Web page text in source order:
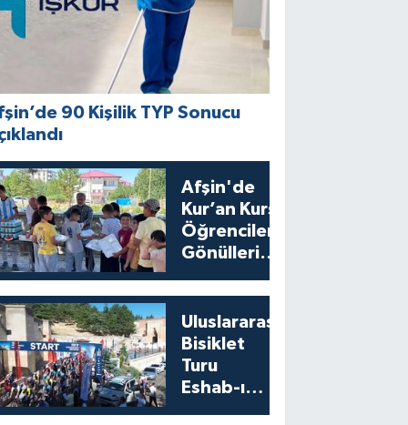
90 Kişilik TYP Sonucu
Afşin'de
Kur’an Kursu
Öğrencilerine
Gönülleri
Uluslararası
Bisiklet
Turu
Eshab-ı